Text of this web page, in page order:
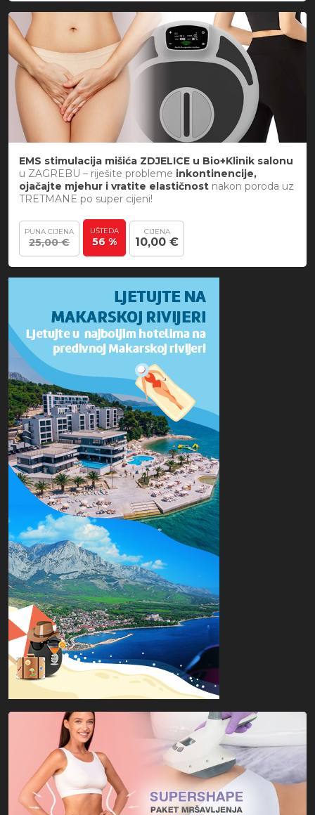
EMS stimulacija mišića ZDJELICE u Bio+Klinik salonu
u ZAGREBU – riješite probleme inkontinencije,
ojačajte mjehur i vratite elastičnost nakon poroda uz
TRETMANE po super cijeni!
PUNA CIJENA
25,00 €
UŠTEDA
56 %
CIJENA
10,00 €